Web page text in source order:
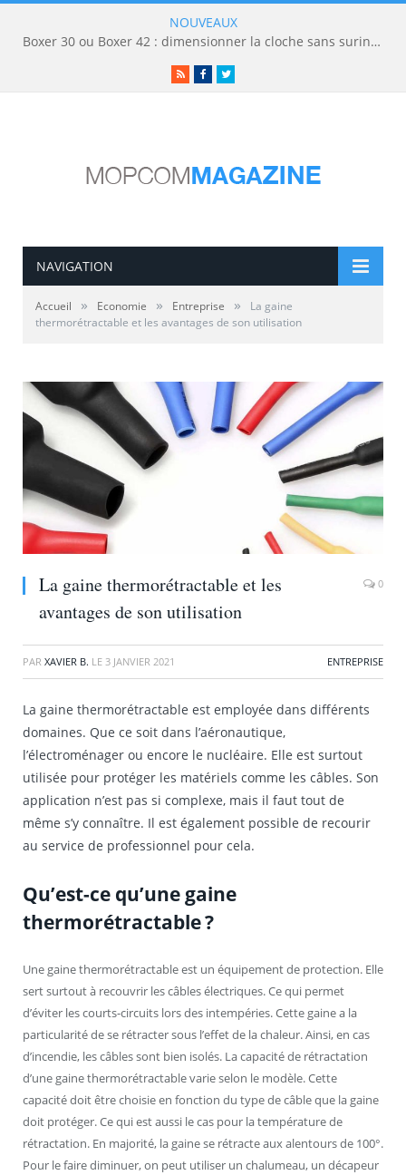
NOUVEAUX
Boxer 30 ou Boxer 42 : dimensionner la cloche sans surinvestir
RSSFacebookTwitter
NAVIGATION
Accueil » Economie » Entreprise »
La gaine
thermorétractable et les avantages de son utilisation
La gaine thermorétractable et les
avantages de son utilisation
0
PAR XAVIER B. LE 3 JANVIER 2021 ENTREPRISE
La gaine thermorétractable est employée dans différents
domaines. Que ce soit dans l’aéronautique,
l’électroménager ou encore le nucléaire. Elle est surtout
utilisée pour protéger les matériels comme les câbles. Son
application n’est pas si complexe, mais il faut tout de
même s’y connaître. Il est également possible de recourir
au service de professionnel pour cela.
Qu’est-ce qu’une gaine
thermorétractable ?
Une gaine thermorétractable est un équipement de protection. Elle
sert surtout à recouvrir les câbles électriques. Ce qui permet
d’éviter les courts-circuits lors des intempéries. Cette gaine a la
particularité de se rétracter sous l’effet de la chaleur. Ainsi, en cas
d’incendie, les câbles sont bien isolés. La capacité de rétractation
d’une gaine thermorétractable varie selon le modèle. Cette
capacité doit être choisie en fonction du type de câble que la gaine
doit protéger. Ce qui est aussi le cas pour la température de
rétractation. En majorité, la gaine se rétracte aux alentours de 100°.
Pour le faire diminuer, on peut utiliser un chalumeau, un décapeur